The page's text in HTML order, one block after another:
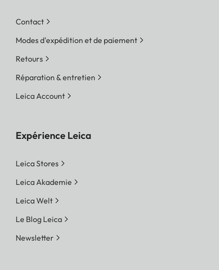
Contact
Modes d'expédition et de paiement
Retours
Réparation & entretien
Leica Account
Expérience Leica
Leica Stores
Leica Akademie
Leica Welt
Le Blog Leica
Newsletter